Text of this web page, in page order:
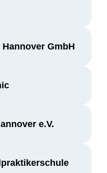
GmbH
e.V.